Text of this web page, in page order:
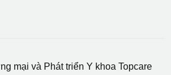
mại và Phát triển Y khoa Topcare